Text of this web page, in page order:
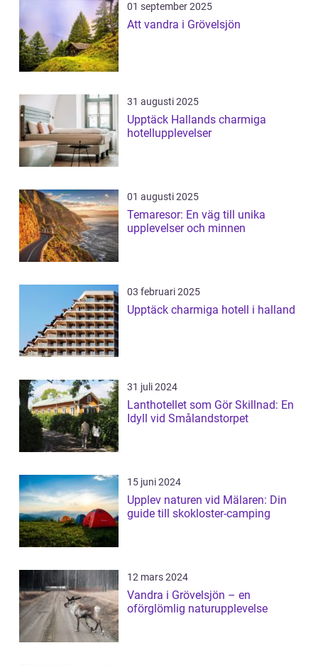
01 september 2025
Att vandra i Grövelsjön
31 augusti 2025
Upptäck Hallands charmiga
hotellupplevelser
01 augusti 2025
Temaresor: En väg till unika
upplevelser och minnen
03 februari 2025
Upptäck charmiga hotell i halland
31 juli 2024
Lanthotellet som Gör Skillnad: En
Idyll vid Smålandstorpet
15 juni 2024
Upplev naturen vid Mälaren: Din
guide till skokloster-camping
12 mars 2024
Vandra i Grövelsjön – en
oförglömlig naturupplevelse